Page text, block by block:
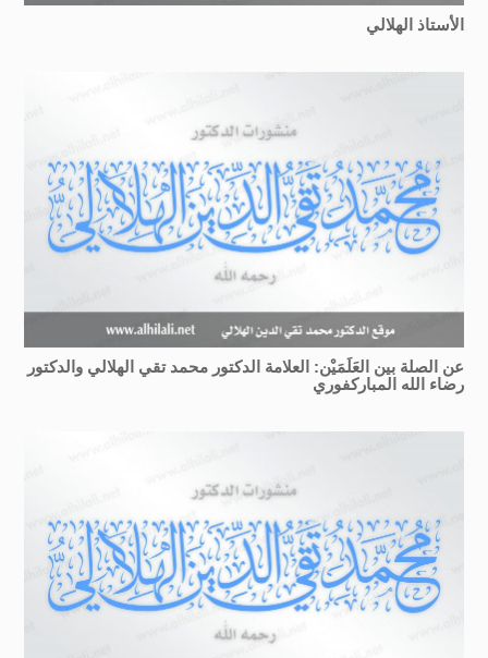
الأستاذ الهلالي
عن الصلة بين العَلَمَيْن: العلامة الدكتور محمد تقي الهلالي والدكتور
رضاء الله المباركفوري